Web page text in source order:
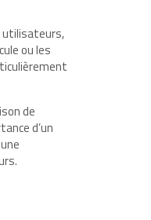
utilisateurs,
ou les
de
d’un